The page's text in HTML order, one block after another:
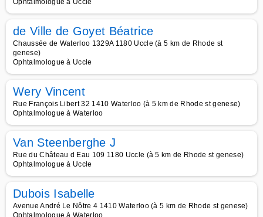
Ophtalmologue à Uccle
de Ville de Goyet Béatrice
Chaussée de Waterloo 1329A 1180 Uccle (à 5 km de Rhode st
genese)
Ophtalmologue à Uccle
Wery Vincent
Rue François Libert 32 1410 Waterloo (à 5 km de Rhode st genese)
Ophtalmologue à Waterloo
Van Steenberghe J
Rue du Château d Eau 109 1180 Uccle (à 5 km de Rhode st genese)
Ophtalmologue à Uccle
Dubois Isabelle
Avenue André Le Nôtre 4 1410 Waterloo (à 5 km de Rhode st genese)
Ophtalmologue à Waterloo